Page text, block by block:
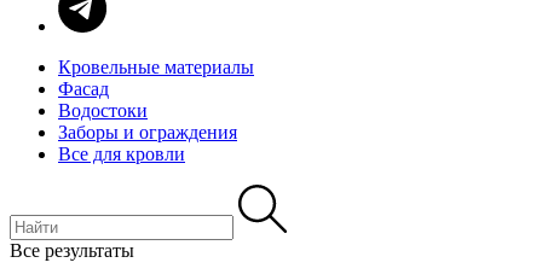
Кровельные материалы
Фасад
Водостоки
Заборы и ограждения
Все для кровли
Все результаты